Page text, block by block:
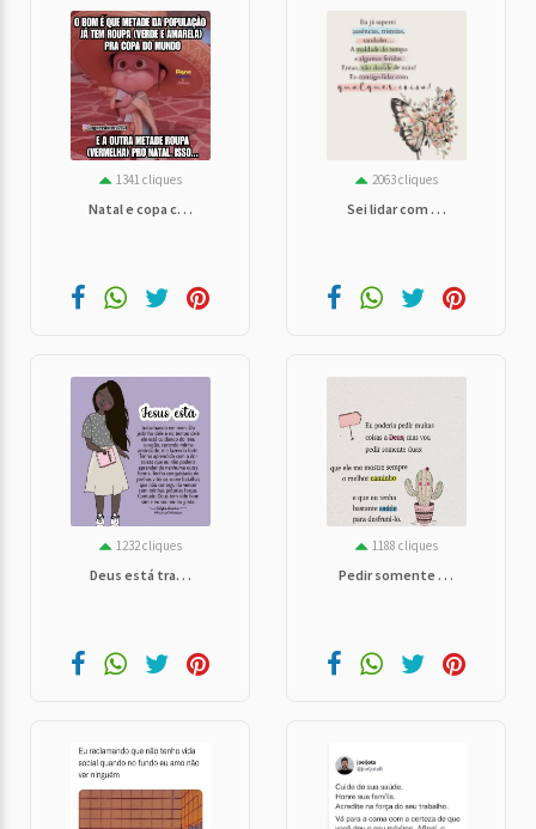
1341 cliques
Natal e copa c. . .
2063 cliques
Sei lidar com . . .
1232 cliques
Deus está tra. . .
1188 cliques
Pedir somente . . .